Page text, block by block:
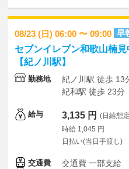
08/23 (日) 06:00 〜 09:00 早
セブンイレブン和歌山楠
【紀ノ川駅】
勤務地
紀ノ川駅 徒歩 13
紀和駅 徒歩 23分
給与 3,135 円 (日給想
時給 1,045 円
日払い(当日手渡し)
交通費 交通費 一部支給